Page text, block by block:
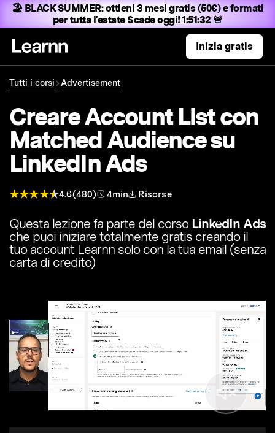
🏖️ BLACK SUMMER:ottieni 3 mesi gratis (50€) e formati
per tutta l'estateScade oggi! 1:51:31 🚨
Inizia gratis
Tutti i corsi Advertisement
Creare Account List con
Matched Audience su
LinkedIn Ads
4.6(480) 4min Risorse
Questa lezione fa parte del corso LinkedIn Ads
che puoi iniziare totalmente gratis creando il
tuo account Learnn solo con la tua email (senza
carta di credito)